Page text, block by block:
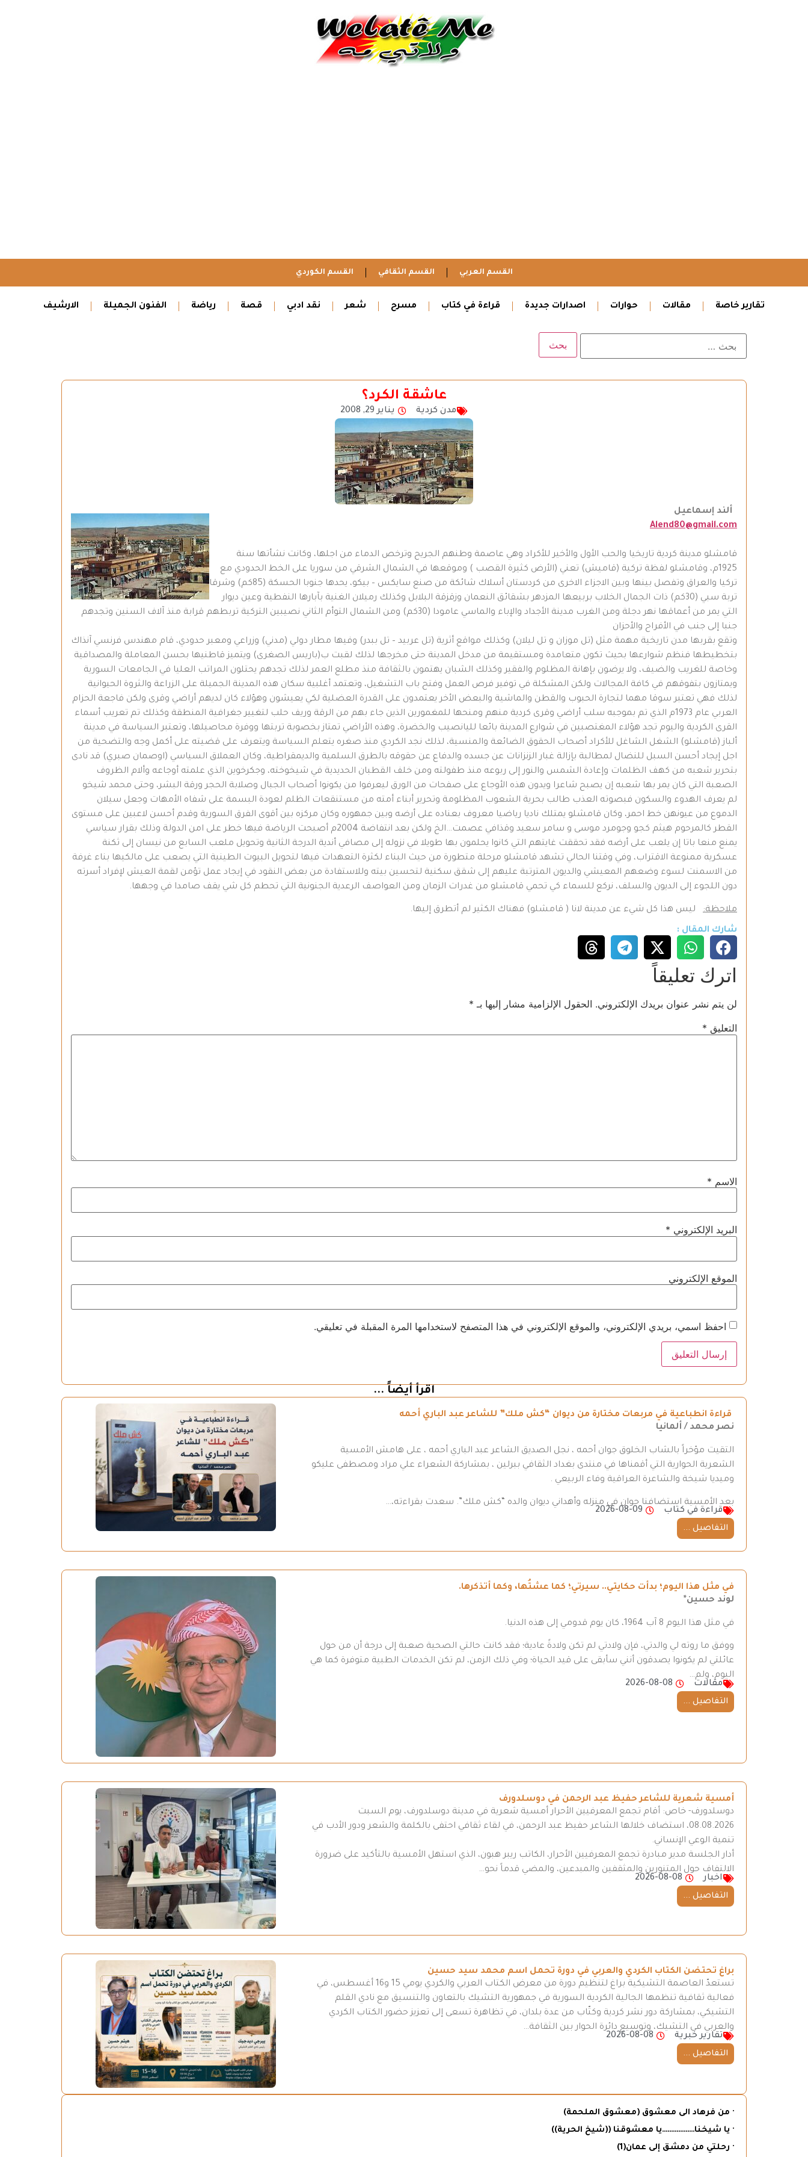
القسم العربي القسم الثقافي القسم الكوردي
تقارير خاصة مقالات حوارات اصدارات جديدة قراءة في كتاب مسرح شعر نقد ادبي قصة رياضة الفنون الجميلة الارشيف
عاشقـة الكـرد؟
مدن كردية يناير 29, 2008
ألند إسماعيل
Alend80@gmail.com
قامشلو مدينة كردية تاريخيا والحب الأول والأخير للأكراد وهي عاصمة وطنهم الجريح وترخص الدماء من اجلها، وكانت نشأتها سنة
1925م، وقامشلو لفظة تركية (قاميش) تعني (الأرض كثيرة القصب ) وموقعها في الشمال الشرقي من سوريا على الخط الحدودي مع
تركيا والعراق وتفصل بينها وبين الاجزاء الاخرى من كردستان أسلاك شائكة من صنع سايكس – بيكو، يحدها جنوبا الحسكة (85كم) وشرقا
تربة سبي (30كم) ذات الجمال الخلاب بربيعها المزدهر بشقائق النعمان وزقزقة البلابل وكذلك رميلان الغنية بآبارها النفطية وعين ديوار
التي يمر من أعماقها نهر دجلة ومن الغرب مدينة الأجداد والإباء والماسي عامودا (30كم) ومن الشمال التوأم الثاني نصيبين التركية تربطهم قرابة منذ آلاف السنين وتجدهم
جنبا إلى جنب في الأفراح والأحزان
وتقع بقربها مدن تاريخية مهمة مثل (تل موزان و تل ليلان) وكذلك مواقع أثرية (تل عربيد – تل ببدر) وفيها مطار دولي (مدني) وزراعي ومعبر حدودي، قام مهندس فرنسي آنذاك
بتخطيطها فنظم شوارعها بحيث تكون متعامدة ومستقيمة من مدخل المدينة حتى مخرجها لذلك لقبت ب(باريس الصغرى) ويتميز قاطنيها بحسن المعاملة والمصداقية
وخاصة للغريب والضيف، ولا يرضون بإهانة المظلوم والفقير وكذلك الشبان يهتمون بالثقافة منذ مطلع العمر لذلك تجدهم يحتلون المراتب العليا في الجامعات السورية
ويمتازون بتفوقهم في كافة المجالات ولكن المشكلة في توفير فرص العمل وفتح باب التشغيل، وتعتمد أغلبية سكان هذه المدينة الجميلة على الزراعة والثروة الحيوانية
لذلك فهي تعتبر سوقا مهما لتجارة الحبوب والقطن والماشية والبعض الأخر يعتمدون على القدرة العضلية لكي يعيشون وهؤلاء كان لديهم أراضي وقرى ولكن فاجعة الحزام
العربي عام 1973م الذي تم بموجبه سلب أراضي وقرى كردية منهم ومنحها للمغمورين الذين جاء بهم من الرقة وريف حلب لتغيير جغرافية المنطقة وكذلك تم تعريب أسماء
القرى الكردية واليوم تجد هؤلاء المغتصبين في شوارع المدينة بائعا لليانصيب والخضرة، وهذه الأراضي تمتاز بخصوبة تربتها ووفرة محاصيلها، وتعتبر السياسة في مدينة
ألباز (قامشلو) الشغل الشاغل للأكراد أصحاب الحقوق الضائعة والمنسية، لذلك نجد الكردي منذ صغره يتعلم السياسة ويتعرف على قضيته على أكمل وجه والتضحية من
اجل إيجاد أحسن السبل للنضال لمطالبة بإزالة غبار الزنزانات عن جسده والدفاع عن حقوقه بالطرق السلمية والديمقراطية، وكان العملاق السياسي (اوصمان صبري) قد نادى
بتحرير شعبه من كهف الظلمات وإعادة الشمس والنور إلى ربوعه منذ طفولته ومن خلف القطبان الحديدية في شيخوخته، وجكرخوين الذي علمته أوجاعه وألام الظروف
الصعبة التي كان يمر بها شعبه إن يصبح شاعرا ويدون هذه الأوجاع على صفحات من الورق ليعرفوا من يكونوا أصحاب الجبال وصلابة الحجر ورقة البشر، وحتى محمد شيخو
لم يعرف الهدوء والسكون فبصوته العذب طالب بحرية الشعوب المظلومة وتحرير أبناء أمته من مستنقعات الظلم لعودة البسمة على شفاه الأمهات وجعل سيلان
الدموع من عيونهن خط احمر، وكان قامشلو يمتلك ناديا رياضيا معروف بعناده على أرضه وبين جمهوره وكان مركزه بين أقوى الفرق السورية وقدم أحسن لاعبين على مستوى
القطر كالمرحوم هيثم كجو وجومرد موسى و سامر سعيد وقذافي عصمت…الخ ولكن بعد انتفاضة 2004م أصبحت الرياضة فيها خطر على امن الدولة وذلك بقرار سياسي
يمنع منعا باتا إن يلعب على أرضه فقد تحققت غايتهم التي كانوا يحلمون بها طويلا في نزوله إلى مصافي أندية الدرجة الثانية وتحويل ملعب السابع من نيسان إلى ثكنة
عسكرية ممنوعة الاقتراب، وفي وقتنا الحالي تشهد قامشلو مرحلة متطورة من حيث البناء لكثرة التعهدات فيها لتحويل البيوت الطينية التي يصعب على مالكيها بناء غرفة
من الاسمنت لسوء وضعهم المعيشي والديون المترتبة عليهم إلى شقق سكنية لتحسين بيته وللاستفادة من بعض النقود في إيجاد عمل تؤمن لقمة العيش لإفراد أسرته
دون اللجوء إلى الديون والسلف، نركع للسماء كي تحمي قامشلو من غدرات الزمان ومن العواصف الرعدية الجنونية التي تحطم كل شي يقف صامدا في وجهها.
ملاحظة: ليس هذا كل شيء عن مدينة لانا ( قامشلو) فهناك الكثير لم أتطرق إليها.
شارك المقال :
اترك تعليقاً
لن يتم نشر عنوان بريدك الإلكتروني. الحقول الإلزامية مشار إليها بـ *
التعليق *
الاسم *
البريد الإلكتروني *
الموقع الإلكتروني
احفظ اسمي، بريدي الإلكتروني، والموقع الإلكتروني في هذا المتصفح لاستخدامها المرة المقبلة في تعليقي.
اقرأ أيضاً ...
قراءة انطباعية في مربعات مختارة من ديوان “كش ملك” للشاعر عبد الباري أحمه
نصر محمد / ألمانيا
التقيت مؤخراً بالشاب الخلوق جوان أحمه ، نجل الصديق الشاعر عبد الباري أحمه ، على هامش الأمسية
الشعرية الحوارية التي أقمناها في منتدى بغداد الثقافي ببرلين ، بمشاركة الشعراء علي مراد ومصطفى عليكو
وميديا شيخة والشاعرة العراقية وفاء الربيعي .
بعد الأمسية استضافنا جوان في منزله وأهداني ديوان والده “كش ملك”. سعدت بقراءته،…
قراءة في كتاب
2026-08-09
التفاصيل ...
في مثل هذا اليوم؛ بدأت حكايتي.. سيرتي؛ كما عشتُها، وكما أتذكرها.
لوند حسين*
في مثل هذا اليوم 8 آب 1964، كان يوم قدومي إلى هذه الدنيا.
ووفق ما روته لي والدتي، فإن ولادتي لم تكن ولادةً عادية؛ فقد كانت حالتي الصحية صعبة إلى درجة أن من حول
عائلتي لم يكونوا يصدقون أنني سأبقى على قيد الحياة؛ وفي ذلك الزمن، لم تكن الخدمات الطبية متوفرة كما هي
اليوم، ولم…
مقالات
2026-08-08
التفاصيل ...
أمسية شعرية للشاعر حفيظ عبد الرحمن في دوسلدورف
دوسلدورف- خاص: أقام تجمع المعرفيين الأحرار أمسية شعرية في مدينة دوسلدورف، يوم السبت
08.08.2026، استضاف خلالها الشاعر حفيظ عبد الرحمن، في لقاء ثقافي احتفى بالكلمة والشعر ودور الأدب في
تنمية الوعي الإنساني.
أدار الجلسة مدير مبادرة تجمع المعرفيين الأحرار، الكاتب ريبر هبون، الذي استهل الأمسية بالتأكيد على ضرورة
الالتفاف حول المتنورين والمثقفين والمبدعين، والمضي قدماً نحو…
اخبار
2026-08-08
التفاصيل ...
براغ تحتضن الكتاب الكردي والعربي في دورة تحمل اسم محمد سيد حسين
تستعدّ العاصمة التشيكية براغ لتنظيم دورة من معرض الكتاب العربي والكردي يومي 15 و16 أغسطس، في
فعالية ثقافية تنظمها الجالية الكردية السورية في جمهورية التشيك بالتعاون والتنسيق مع نادي القلم
التشيكي، بمشاركة دور نشر كردية وكتّاب من عدة بلدان، في تظاهرة تسعى إلى تعزيز حضور الكتاب الكردي
والعربي في التشيك، وتوسيع دائرة الحوار بين الثقافة…
تقارير خبرية
2026-08-08
التفاصيل ...
· من فرهاد الى معشوق (معشوق الملحمة)
· يا شيخنا………………يا معشوقنا ((شيخ الحرية))
· رحلتي من دمشق إلى عمان(1)